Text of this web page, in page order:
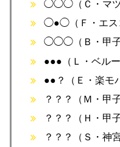
◯◯◯（Ｃ・マツ
◯●◯（Ｆ・エス
◯◯◯（Ｂ・甲子
●●●（Ｌ・ベルー
●●？（Ｅ・楽モ
？？？（Ｍ・甲
？？？（Ｈ・甲
？？？（Ｓ・神宮